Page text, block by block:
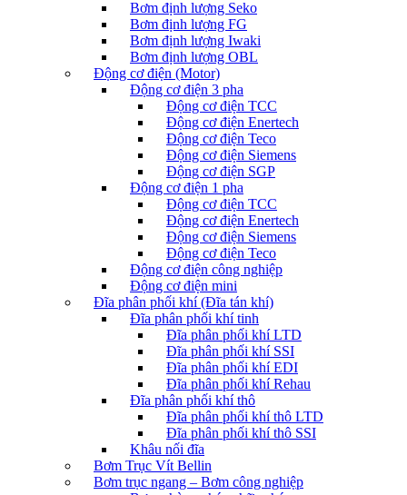
Bơm định lượng Seko
Bơm định lượng FG
Bơm định lượng Iwaki
Bơm định lượng OBL
Động cơ điện (Motor)
Động cơ điện 3 pha
Động cơ điện TCC
Động cơ điện Enertech
Động cơ điện Teco
Động cơ điện Siemens
Động cơ điện SGP
Động cơ điện 1 pha
Động cơ điện TCC
Động cơ điện Enertech
Động cơ điện Siemens
Động cơ điện Teco
Động cơ điện công nghiệp
Động cơ điện mini
Đĩa phân phối khí (Đĩa tán khí)
Đĩa phân phối khí tinh
Đĩa phân phối khí LTD
Đĩa phân phối khí SSI
Đĩa phân phối khí EDI
Đĩa phân phối khí Rehau
Đĩa phân phối khí thô
Đĩa phân phối khí thô LTD
Đĩa phân phối khí thô SSI
Khâu nối đĩa
Bơm Trục Vít Bellin
Bơm trục ngang – Bơm công nghiệp